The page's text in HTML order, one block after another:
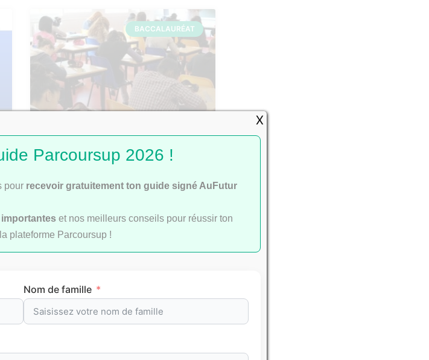
BACCALAURÉAT
Bac 2026 : comment se passent
les rattrapages ?
matière
clés à maîtriser pour progresser avec
Parcoursup 2026 !
pour recevoir gratuitement ton guide signé AuFutur
et nos meilleurs conseils pour réussir ton
plateforme Parcoursup !
Nom de famille
X